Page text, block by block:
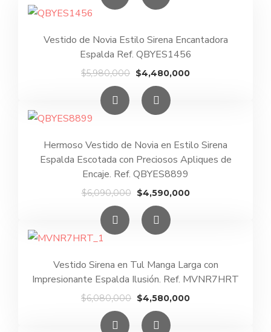
Vestido de Novia Estilo Sirena Encantadora
Espalda Ref. QBYES1456
$5,980,000 El
precio
original
era:
$4,480,000El
Hermoso Vestido de Novia en Estilo Sirena
Espalda Escotada con Preciosos Apliques de
Encaje. Ref. QBYES8899
$6,090,000 El
precio
original
era:
$4,590,000El
Vestido Sirena en Tul Manga Larga con
Impresionante Espalda Ilusión. Ref. MVNR7HRT
$6,080,000 El
precio
original
$4,580,000El